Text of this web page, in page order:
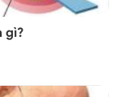
gì?